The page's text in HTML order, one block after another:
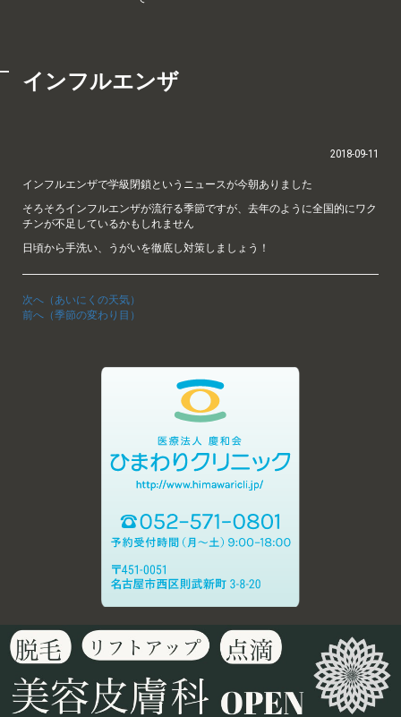
インフルエンザ
2018-09-11
インフルエンザで学級閉鎖というニュースが今朝ありました
そろそろインフルエンザが流行る季節ですが、去年のように全国的にワク
チンが不足しているかもしれません
日頃から手洗い、うがいを徹底し対策しましょう！
次へ（あいにくの天気）
前へ（季節の変わり目）